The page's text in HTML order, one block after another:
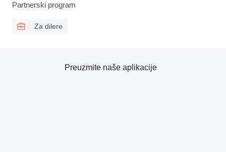
Partnerski program
Za dilere
Preuzmite naše aplikacije